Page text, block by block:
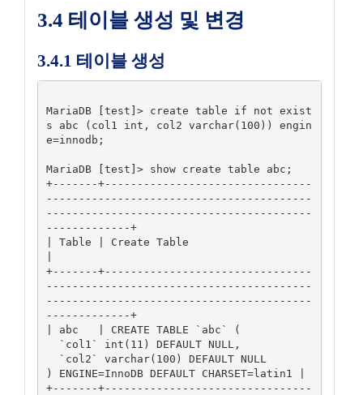
3.4 테이블 생성 및 변경
3.4.1 테이블 생성
MariaDB [test]> create table if not exist
s abc (col1 int, col2 varchar(100)) engin
e=innodb;
MariaDB [test]> show create table abc;
+-------+--------------------------------
-----------------------------------------
-----------------------------------------
-------------+
| Table | Create Table
+-------+--------------------------------
-----------------------------------------
-----------------------------------------
-------------+
| abc   | CREATE TABLE `abc` (
) ENGINE=InnoDB DEFAULT CHARSET=latin1 |
+-------+--------------------------------